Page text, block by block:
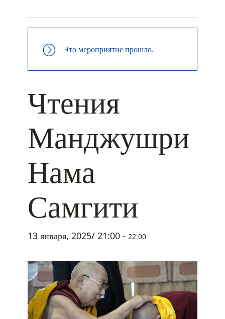
Это мероприятие прошло.
Чтения
Манджушри
Нама
Самгити
13 января, 2025/ 21:00 - 22:00